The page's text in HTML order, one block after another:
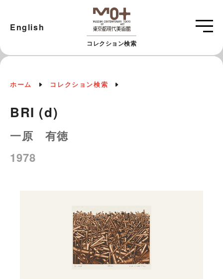
コレクション検索
English
ホーム コレクション検索
BRI (d)
一原 有徳
1978